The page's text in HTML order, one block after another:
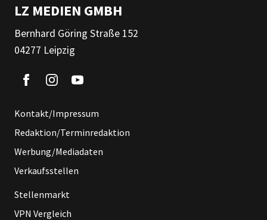
LZ MEDIEN GMBH
Bernhard Göring Straße 152
04277 Leipzig
Kontakt/Impressum
Redaktion/Terminredaktion
Werbung/Mediadaten
Verkaufsstellen
Stellenmarkt
VPN Vergleich